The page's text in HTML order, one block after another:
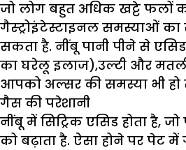
जो लोग बहुत अधिक खट्टे फलों
गैस्ट्रोइंटेस्टाइनल समस्याओं का
सकता है. नींबू पानी पीने से
का घरेलू इलाज),उल्टी और मतली
आपको अल्सर की समस्या भी हो
गैस की परेशानी
नींबू में सिट्रिक एसिड होता है,
को बढ़ाता है. ऐसा होने पर पेट